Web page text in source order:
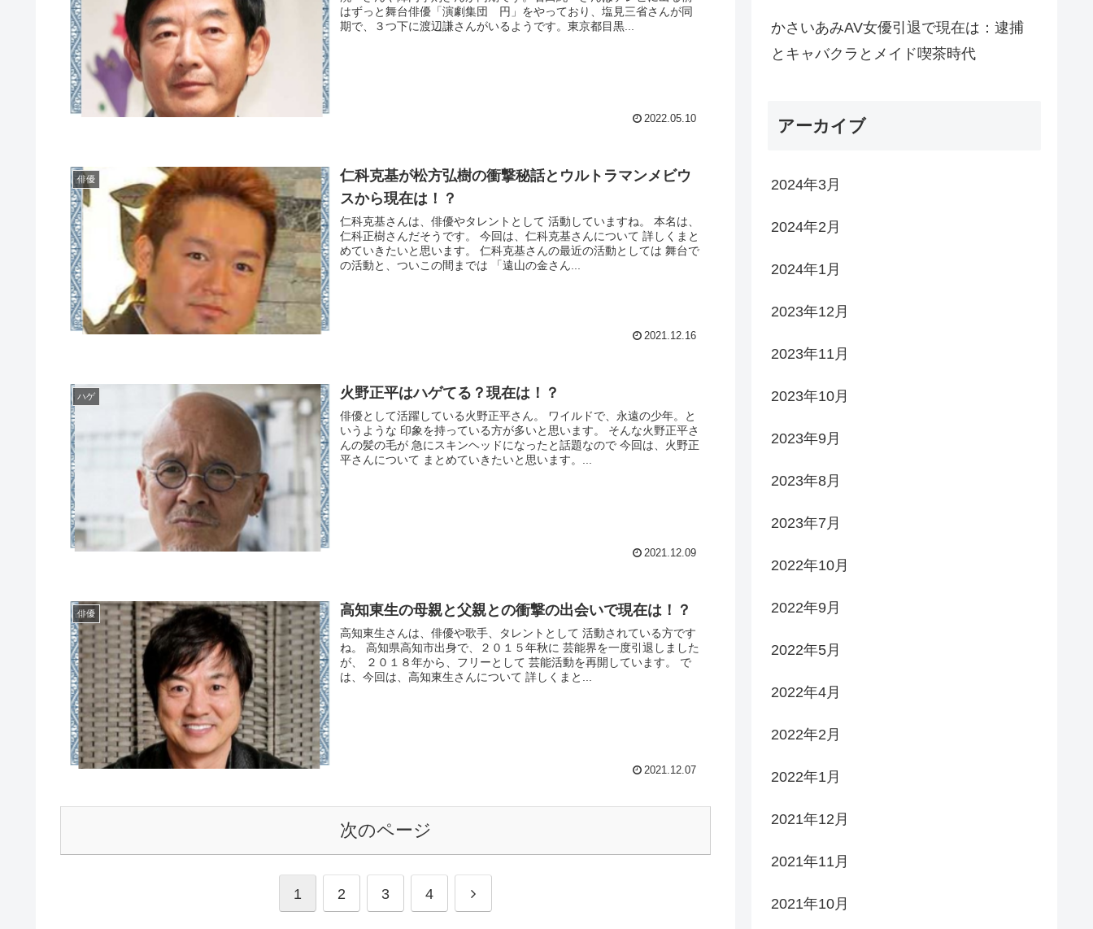
はずっと舞台俳優「演劇集団 円」をやっており、塩見三省さんが同
期で、３つ下に渡辺謙さんがいるようです。東京都目黒...
2022.05.10
俳優
仁科克基が松方弘樹の衝撃秘話とウルトラマンメビウ
スから現在は！？
仁科克基さんは、俳優やタレントとして 活動していますね。 本名は、
仁科正樹さんだそうです。 今回は、仁科克基さんについて 詳しくまと
めていきたいと思います。 仁科克基さんの最近の活動としては 舞台で
の活動と、ついこの間までは 「遠山の金さん...
2021.12.16
ハゲ 火野正平はハゲてる？現在は！？
俳優として活躍している火野正平さん。 ワイルドで、永遠の少年。と
いうような 印象を持っている方が多いと思います。 そんな火野正平さ
んの髪の毛が 急にスキンヘッドになったと話題なので 今回は、火野正
平さんについて まとめていきたいと思います。...
2021.12.09
俳優 高知東生の母親と父親との衝撃の出会いで現在は！？
高知東生さんは、俳優や歌手、タレントとして 活動されている方です
ね。 高知県高知市出身で、２０１５年秋に 芸能界を一度引退しました
が、 ２０１８年から、フリーとして 芸能活動を再開しています。 で
は、今回は、高知東生さんについて 詳しくまと...
2021.12.07
次のページ
1 2 3 4 次
かさいあみAV女優引退で現在は：逮捕
とキャバクラとメイド喫茶時代
アーカイブ
2024年3月
2024年2月
2024年1月
2023年12月
2023年11月
2023年10月
2023年9月
2023年8月
2023年7月
2022年10月
2022年9月
2022年5月
2022年4月
2022年2月
2022年1月
2021年12月
2021年11月
2021年10月